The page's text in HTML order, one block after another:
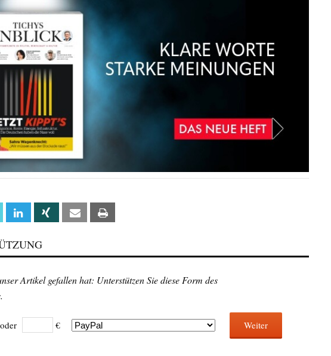
Twitter Linkedin Xing Email
Artikel gefallen hat: Unterstützen Sie diese Form des
oder € Weiter